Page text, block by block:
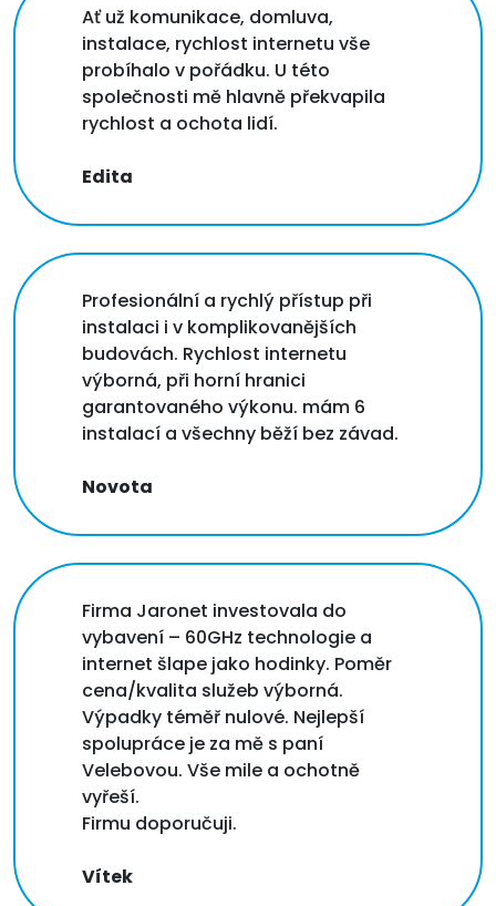
Ať už komunikace, domluva,
instalace, rychlost internetu vše
probíhalo v pořádku. U této
společnosti mě hlavně překvapila
rychlost a ochota lidí.
Edita
Profesionální a rychlý přístup při
instalaci i v komplikovanějších
budovách. Rychlost internetu
výborná, při horní hranici
garantovaného výkonu. mám 6
instalací a všechny běží bez závad.
Novota
Firma Jaronet investovala do
vybavení – 60GHz technologie a
internet šlape jako hodinky. Poměr
cena/kvalita služeb výborná.
Výpadky téměř nulové. Nejlepší
spolupráce je za mě s paní
Velebovou. Vše mile a ochotně
vyřeší.
Firmu doporučuji.
Vítek